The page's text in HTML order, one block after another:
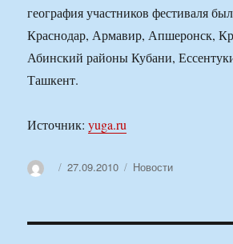
география участников фестиваля
Краснодар, Армавир, Апшеронск,
Абинский районы Кубани,
Ташкент.
Источник:yuga.ru
АвторОпубликовано
27.09.2010 Рубрики
Новости